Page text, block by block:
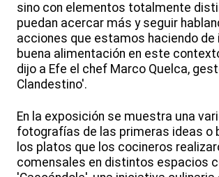
sino con elementos totalmente
puedan acercar más y seguir
acciones que estamos haciendo de
buena alimentación en este
dijo a Efe el chef Marco Quelca,
Clandestino'.
En la exposición se muestra una
fotografías de las primeras ideas o
los platos que los cocineros
comensales en distintos espacios